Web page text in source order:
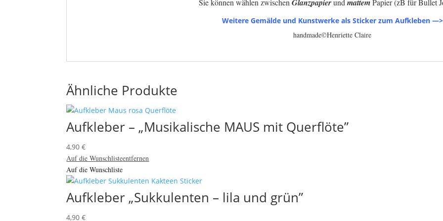
Sie können wählen zwischen Glanzpapierund mattemPapier (zB für Bullet
Weitere Gemälde und Kunstwerke als Sticker zum Aufkleben —>
handmade©Henriette Claire
Ähnliche Produkte
Aufkleber – „Musikalische MAUS mit Querflöte”
4,90€
Auf die Wunschlisteentfernen
Auf die Wunschliste
Aufkleber „Sukkulenten – lila und grün”
4,90€